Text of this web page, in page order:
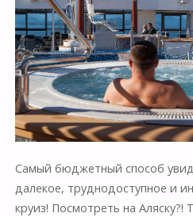
Самый бюджетный способ
далекое, труднодоступное и
круиз! Посмотреть на